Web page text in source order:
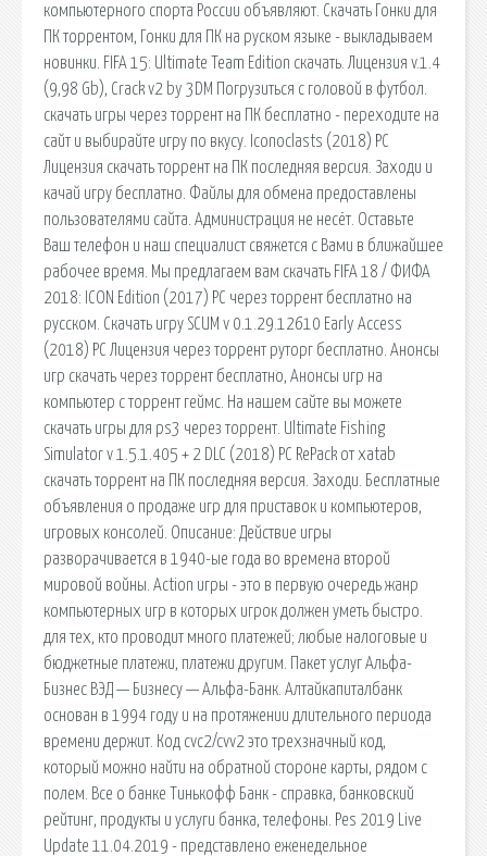
компьютерного спорта России объявляют. Скачать Гонки для
ПК торрентом, Гонки для ПК на руском языке - выкладываем
новинки. FIFA 15: Ultimate Team Edition скачать. Лицензия v.1.4
(9,98 Gb), Crack v2 by 3DM Погрузиться с головой в футбол.
cкачать игры через торрент на ПК бесплатно - переходите на
сайт и выбирайте игру по вкусу. Iconoclasts (2018) PC
Лицензия скачать торрент на ПК последняя версия. Заходи и
качай игру бесплатно. Файлы для обмена предоставлены
пользователями сайта. Администрация не несёт. Оставьте
Ваш телефон и наш специалист свяжется с Вами в ближайшее
рабочее время. Мы предлагаем вам скачать FIFA 18 / ФИФА
2018: ICON Edition (2017) PC через торрент бесплатно на
русском. Скачать игру SCUM v 0.1.29.12610 Early Access
(2018) PC Лицензия через торрент руторг бесплатно. Анонсы
игр скачать через торрент бесплатно, Анонсы игр на
компьютер с торрент геймс. На нашем сайте вы можете
скачать игры для ps3 через торрент. Ultimate Fishing
Simulator v 1.5.1.405 + 2 DLC (2018) PC RePack от xatab
скачать торрент на ПК последняя версия. Заходи. Бесплатные
объявления о продаже игр для приставок и компьютеров,
игровых консолей. Описание: Действие игры
разворачивается в 1940-ые года во времена второй
мировой войны. Action игры - это в первую очередь жанр
компьютерных игр в которых игрок должен уметь быстро.
для тех, кто проводит много платежей; любые налоговые и
бюджетные платежи, платежи другим. Пакет услуг Альфа-
Бизнес ВЭД — Бизнесу — Альфа-Банк. Алтайкапиталбанк
основан в 1994 году и на протяжении длительного периода
времени держит. Код cvc2/cvv2 это трехзначный код,
который можно найти на обратной стороне карты, рядом с
полем. Все о банке Тинькофф Банк - справка, банковский
рейтинг, продукты и услуги банка, телефоны. Pes 2019 Live
Update 11.04.2019 - представлено еженедельное